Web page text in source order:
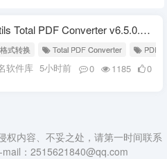
CoolUtils Total PDF Converter v6.5.0.189 多语便携版
式转换 Total PDF Converter PDF
软件库 5小时前 0 1185 0
权内容、不妥之处，请第一时间联系
：2515621840@qq.com